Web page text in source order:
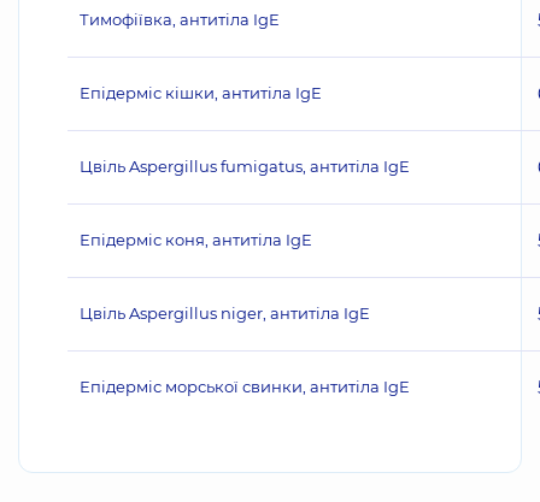
Тимофіївка, антитіла IgE
Епідерміс кішки, антитіла IgE
Цвіль Aspergillus fumigatus, антитіла IgE
Епідерміс коня, антитіла IgE
Цвіль Aspergillus niger, антитіла IgE
Епідерміс морської свинки, антитіла IgE